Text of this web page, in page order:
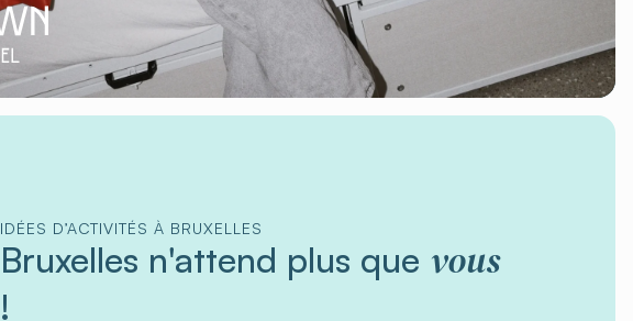
IDÉES D’ACTIVITÉS À BRUXELLES
Bruxelles n'attend plus que vous
!